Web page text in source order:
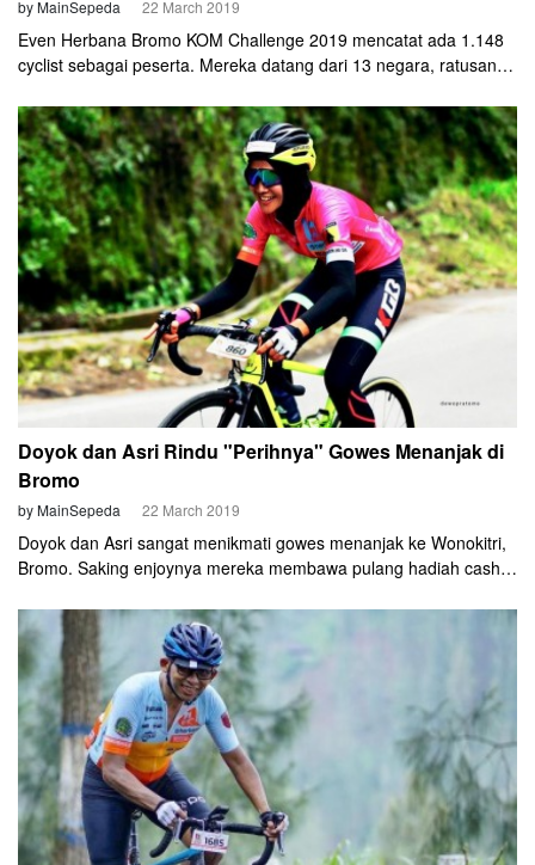
by MainSepeda 22 March 2019
Even Herbana Bromo KOM Challenge 2019 mencatat ada 1.148
cyclist sebagai peserta. Mereka datang dari 13 negara, ratusan
partisipasi yang besar ini, tentunya berdampak positif kepada
sponsor yang mendukung suksesnya even gowes menanjak ke
Wonokitri, Bromo ini.
Doyok dan Asri Rindu "Perihnya" Gowes Menanjak di
Bromo
by MainSepeda 22 March 2019
Doyok dan Asri sangat menikmati gowes menanjak ke Wonokitri,
Bromo. Saking enjoynya mereka membawa pulang hadiah cash
atas sadel untuk menyelesaikan Herbana Bromo KOM Challenge.
Tapi juga berjuang mencari tiket pulang ke Bogor.